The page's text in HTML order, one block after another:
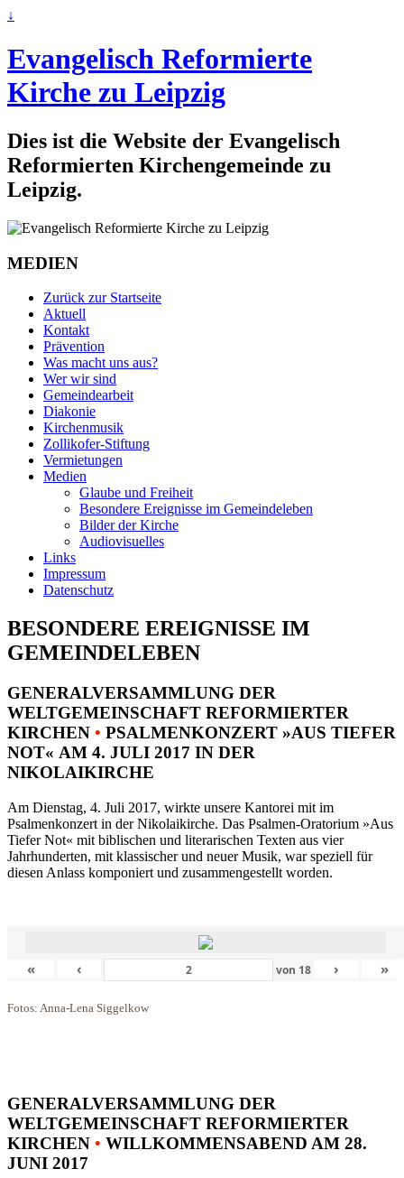
↓
Evangelisch Reformierte
Kirche zu Leipzig
Dies ist die Website der Evangelisch
Reformierten Kirchengemeinde zu
Leipzig.
MEDIEN
Zurück zur Startseite
Aktuell
Kontakt
Prävention
Was macht uns aus?
Wer wir sind
Gemeindearbeit
Diakonie
Kirchenmusik
Zollikofer-Stiftung
Vermietungen
Medien
Glaube und Freiheit
Besondere Ereignisse im Gemeindeleben
Bilder der Kirche
Audiovisuelles
Links
Impressum
Datenschutz
BESONDERE EREIGNISSE IM
GEMEINDELEBEN
GENERALVERSAMMLUNG DER
WELTGEMEINSCHAFT REFORMIERTER
KIRCHEN • PSALMENKONZERT »AUS TIEFER
NOT« AM 4. JULI 2017 IN DER
NIKOLAIKIRCHE
Am Dienstag, 4. Juli 2017, wirkte unsere Kantorei mit im
Psalmenkonzert in der Nikolaikirche. Das Psalmen-Oratorium »Aus
Tiefer Not« mit biblischen und literarischen Texten aus vier
Jahrhunderten, mit klassischer und neuer Musik, war speziell für
diesen Anlass komponiert und zusammengestellt worden.
« ‹ von 18 › »
Fotos: Anna-Lena Siggelkow
GENERALVERSAMMLUNG DER
WELTGEMEINSCHAFT REFORMIERTER
KIRCHEN • WILLKOMMENSABEND AM 28.
JUNI 2017